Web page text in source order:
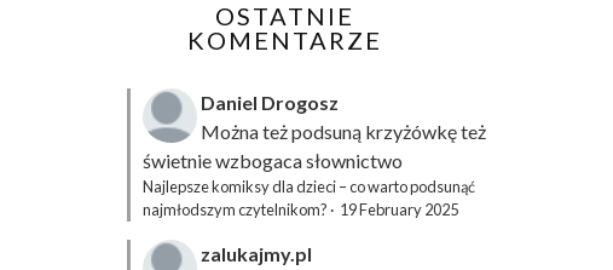
OSTATNIE
KOMENTARZE
Daniel Drogosz
Można też podsuną krzyżówkęteż
świetnie wzbogaca słownictwo
Najlepsze komiksy dla dzieci – co warto podsunąć
najmłodszym czytelnikom? · 19 February 2025
zalukajmy.pl